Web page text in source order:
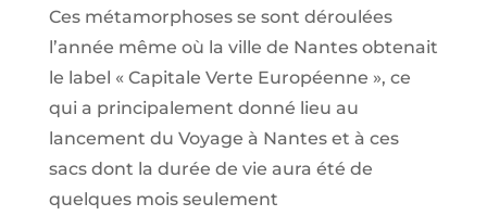
Ces métamorphoses se sont déroulées
l’année même où la ville de Nantes obtenait
le label « Capitale Verte Européenne », ce
qui a principalement donné lieu au
lancement du Voyage à Nantes et à ces
sacs dont la durée de vie aura été de
quelques mois seulement